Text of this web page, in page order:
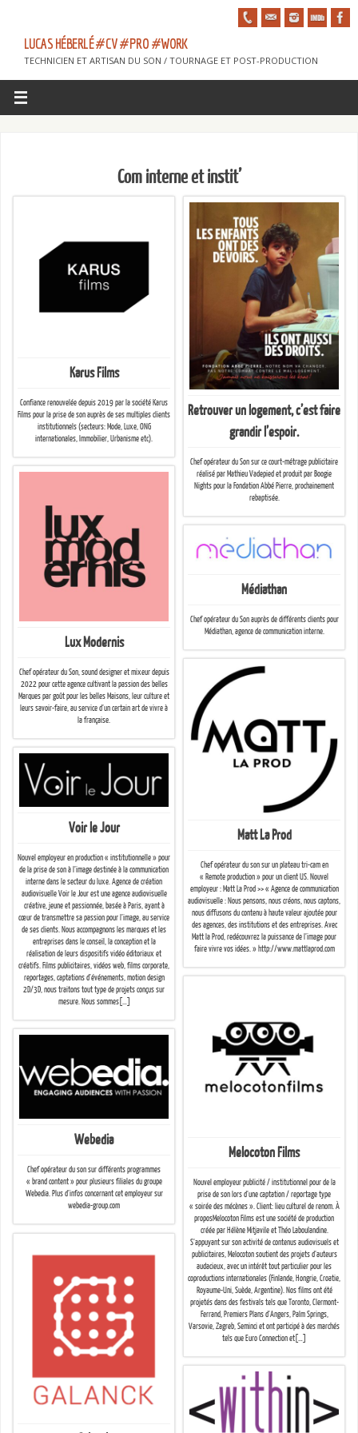
LUCAS HÉBERLÉ #CV #PRO #WORK
TECHNICIEN ET ARTISAN DU SON / TOURNAGE ET POST-PRODUCTION
Com interne et instit’
Karus Films
Confiance renouvelée depuis 2019 par la société Karus
Films pour la prise de son auprès de ses multiples clients
institutionnels (secteurs: Mode, Luxe, ONG
internationales, Immobilier, Urbanisme etc).
Retrouver un logement, c’est faire
grandir l’espoir.
Chef opérateur du Son sur ce court-métrage publicitaire
réalisé par Mathieu Vadepied et produit par Boogie
Nights pour la Fondation Abbé Pierre, prochainement
rebaptisée.
Lux Modernis
Chef opérateur du Son, sound designer et mixeur depuis
2022 pour cette agence cultivant la passion des belles
Marques par goût pour les belles Maisons, leur culture et
leurs savoir-faire, au service d’un certain art de vivre à
la française.
Médiathan
Chef opérateur du Son auprès de différents clients pour
Médiathan, agence de communication interne.
Matt La Prod
Chef opérateur du son sur un plateau tri-cam en
« Remote production » pour un client US. Nouvel
employeur : Matt La Prod >> « Agence de communication
audiovisuelle : Nous pensons, nous créons, nous captons,
nous diffusons du contenu à haute valeur ajoutée pour
des agences, des institutions et des entreprises. Avec
Matt la Prod, redécouvrez la puissance de l’image pour
faire vivre vos idées. » http://www.mattlaprod.com
Voir le Jour
Nouvel employeur en production « institutionnelle » pour
de la prise de son à l’image destinée à la communication
interne dans le secteur du luxe. Agence de création
audiovisuelle Voir le Jour est une agence audiovisuelle
créative, jeune et passionnée, basée à Paris, ayant à
cœur de transmettre sa passion pour l’image, au service
de ses clients. Nous accompagnons les marques et les
entreprises dans le conseil, la conception et la
réalisation de leurs dispositifs vidéo éditoriaux et
créatifs. Films publicitaires, vidéos web, films corporate,
reportages, captations d’événements, motion design
2D/3D, nous traitons tout type de projets conçus sur
mesure. Nous sommes[…]
Melocoton Films
Nouvel employeur publicité / institutionnel pour de la
prise de son lors d’une captation / reportage type
« soirée des mécènes ». Client: lieu culturel de renom. À
proposMelocoton Films est une société de production
créée par Hélène Mitjavile et Théo Laboulandine.
S’appuyant sur son activité de contenus audiovisuels et
publicitaires, Melocoton soutient des projets d’auteurs
audacieux, avec un intérêt tout particulier pour les
coproductions internationales (Finlande, Hongrie, Croatie,
Royaume-Uni, Suède, Argentine). Nos films ont été
projetés dans des festivals tels que Toronto, Clermont-
Ferrand, Premiers Plans d’Angers, Palm Springs,
Varsovie, Zagreb, Seminci et ont participé à des marchés
tels que Euro Connection et[…]
Webedia
Chef opérateur du son sur différents programmes
« brand content » pour plusieurs filiales du groupe
Webedia. Plus d’infos concernant cet employeur sur
webedia-group.com